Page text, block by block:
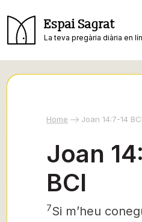
Espai Sagrat
La teva pregària diària en
Home Joan 14:7-14 BCI
Joan
BCI
7Si m’heu